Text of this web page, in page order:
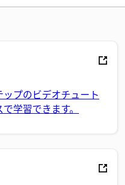
プのビデオチュート
学習できます。